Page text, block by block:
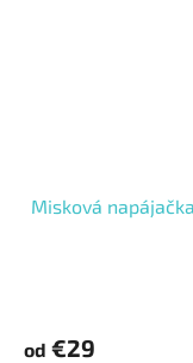
Misková
od €29